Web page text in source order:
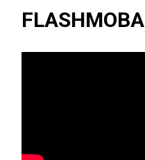
FLASHMOBA